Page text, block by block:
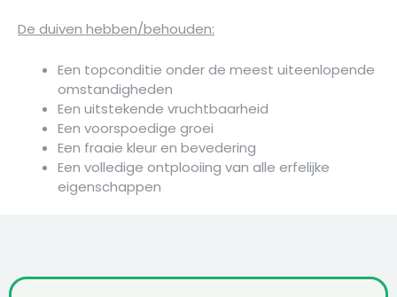
De duiven hebben/behouden:
Een topconditie onder de meest uiteenlopende
omstandigheden
Een uitstekende vruchtbaarheid
Een voorspoedige groei
Een fraaie kleur en bevedering
Een volledige ontplooiing van alle erfelijke
eigenschappen